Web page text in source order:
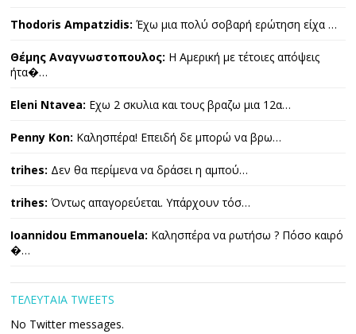
Thodoris Ampatzidis: Έχω μια πολύ σοβαρή ερώτηση είχα …
Θέμης Αναγνωστοπουλος: Η Αμερική με τέτοιες απόψεις
ήτα�…
Eleni Ntavea: Εχω 2 σκυλια και τους βραζω μια 12α…
Penny Kon: Καλησπέρα! Επειδή δε μπορώ να βρω…
trihes: Δεν θα περίμενα να δράσει η αμπού…
trihes: Όντως απαγορεύεται. Υπάρχουν τόσ…
Ioannidou Emmanouela: Καλησπέρα να ρωτήσω ? Πόσο καιρό
�…
ΤΕΛΕΥΤΑΙΑ TWEETS
No Twitter messages.